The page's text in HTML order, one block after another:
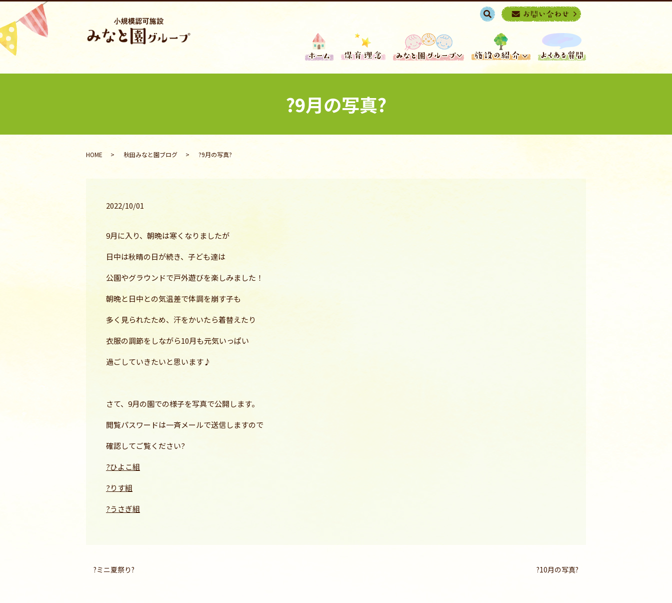
search
?9月の写真?
HOME 秋田みなと園ブログ ?9月の写真?
2022/10/01
9月に入り、朝晩は寒くなりましたが
日中は秋晴の日が続き、子ども達は
公園やグラウンドで戸外遊びを楽しみました！
朝晩と日中との気温差で体調を崩す子も
多く見られたため、汗をかいたら着替えたり
衣服の調節をしながら10月も元気いっぱい
過ごしていきたいと思います♪
さて、9月の園での様子を写真で公開します。
閲覧パスワードは一斉メールで送信しますので
確認してご覧ください?
?ひよこ組
?りす組
?うさぎ組
?ミニ夏祭り? ?10月の写真?